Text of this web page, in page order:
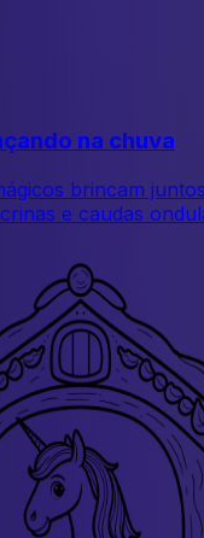
na chuva
brincam
e caudas